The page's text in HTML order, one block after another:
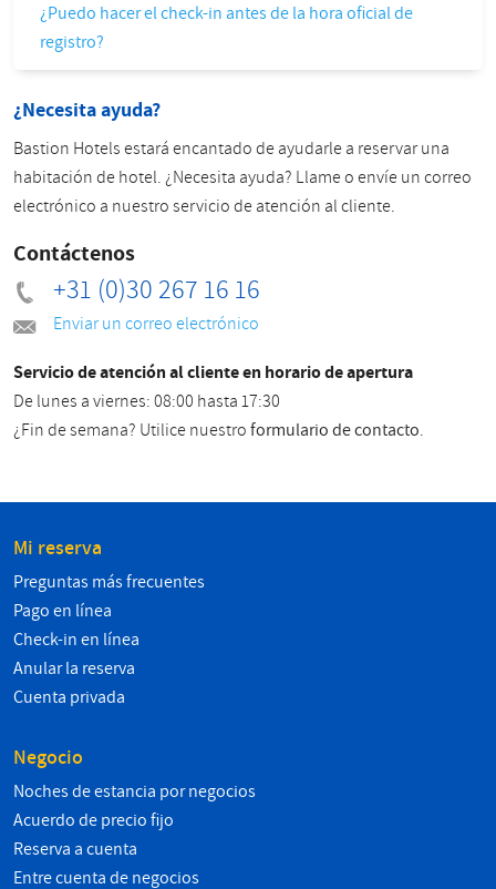
¿Puedo hacer el check-in antes de la hora oficial de
registro?
¿Necesita ayuda?
Bastion Hotels estará encantado de ayudarle a reservar una
habitación de hotel. ¿Necesita ayuda? Llame o envíe un correo
electrónico a nuestro servicio de atención al cliente.
Contáctenos
+31 (0)30 267 16 16
Enviar un correo electrónico
Servicio de atención al cliente en horario de apertura
De lunes a viernes: 08:00 hasta 17:30
¿Fin de semana? Utilice nuestroformulario de contacto.
Mi reserva
Preguntas más frecuentes
Pago en línea
Check-in en línea
Anular la reserva
Cuenta privada
Negocio
Noches de estancia por negocios
Acuerdo de precio fijo
Reserva a cuenta
Entre cuenta de negocios